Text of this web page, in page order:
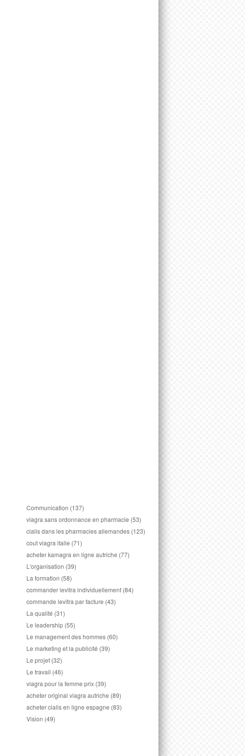
Communication (137)
viagra sans ordonnance en pharmacie (53)
cialis dans les pharmacies allemandes (123)
cout viagra italie (71)
acheter kamagra en ligne autriche (77)
L'organisation (39)
La formation (58)
commander levitra individuellement (84)
commande levitra par facture (43)
La qualité (31)
Le leadership (55)
Le management des hommes (60)
Le marketing et la publicité (39)
Le projet (32)
Le travail (46)
viagra pour la femme prix (39)
acheter original viagra autriche (89)
acheter cialis en ligne espagne (83)
Vision (49)